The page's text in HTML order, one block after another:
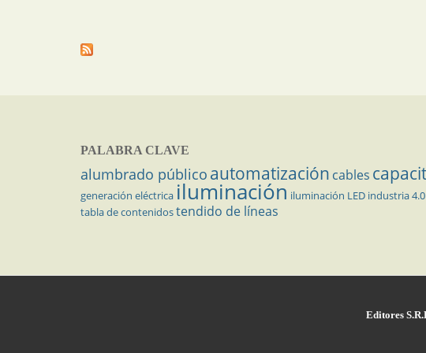
PALABRA CLAVE
alumbrado público automatización cables
generación eléctrica iluminación iluminación LED industria 4.0
tabla de contenidostendido de líneas
Editores